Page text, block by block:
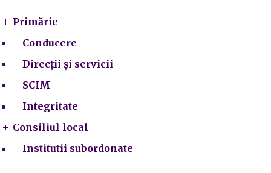
Primărie
Conducere
Direcții și servicii
SCIM
Integritate
Consiliul local
Institutii subordonate